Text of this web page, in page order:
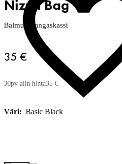
Nizza Bag
Balmuir-kangaskassi
35 €
30pv alin hinta35 €
Väri: Basic Black